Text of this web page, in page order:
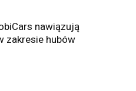
nawiązują
zakresie hubów